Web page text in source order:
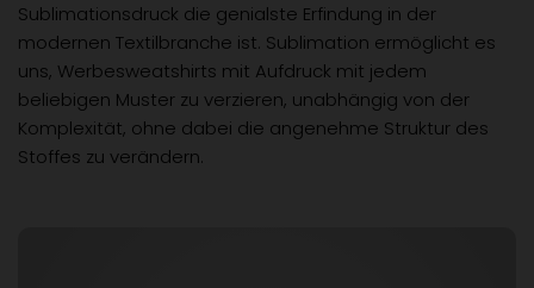
Sublimationsdruck die genialste Erfindung in der
modernen Textilbranche ist. Sublimation ermöglicht es
uns, Werbesweatshirts mit Aufdruck mit jedem
beliebigen Muster zu verzieren, unabhängig von der
Komplexität, ohne dabei die angenehme Struktur des
Stoffes zu verändern.